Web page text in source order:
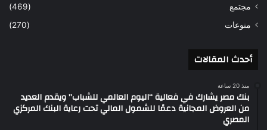
مجتمع
(469)
منوعات
(270)
أحدث المقالات
منذ 20 ساعة
بنك مصر يشارك في فعالية “اليوم العالمي للشباب” ويقدم العديد
من العروض المجانية دعمًا للشمول المالي تحت رعاية البنك المركزي
المصري